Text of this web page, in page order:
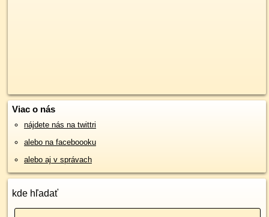
Viac o nás
nájdete nás na twittri
alebo na faceboooku
alebo aj v správach
kde hľadať